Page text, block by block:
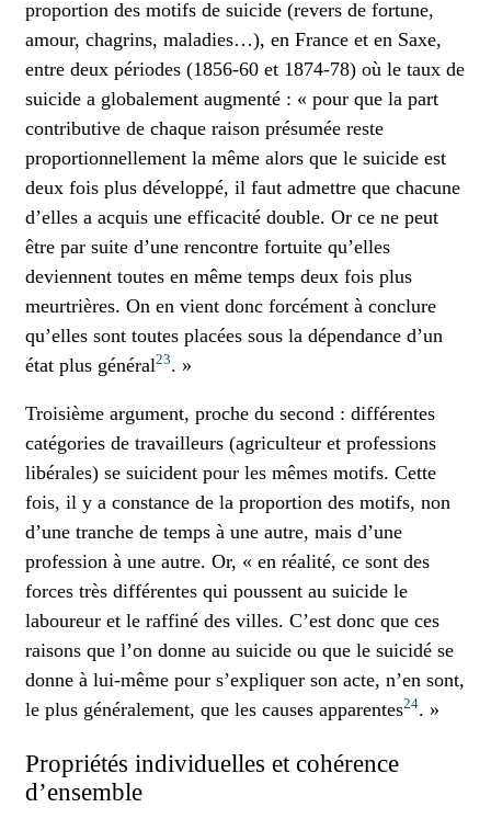
proportion des motifs de suicide (revers de fortune,
amour, chagrins, maladies…), en France et en Saxe,
entre deux périodes (1856-60 et 1874-78) où le taux de
suicide a globalement augmenté : « pour que la part
contributive de chaque raison présumée reste
proportionnellement la même alors que le suicide est
deux fois plus développé, il faut admettre que chacune
d’elles a acquis une efficacité double. Or ce ne peut
être par suite d’une rencontre fortuite qu’elles
deviennent toutes en même temps deux fois plus
meurtrières. On en vient donc forcément à conclure
qu’elles sont toutes placées sous la dépendance d’un
état plus général23. »
Troisième argument, proche du second : différentes
catégories de travailleurs (agriculteur et professions
libérales) se suicident pour les mêmes motifs. Cette
fois, il y a constance de la proportion des motifs, non
d’une tranche de temps à une autre, mais d’une
profession à une autre. Or, « en réalité, ce sont des
forces très différentes qui poussent au suicide le
laboureur et le raffiné des villes. C’est donc que ces
raisons que l’on donne au suicide ou que le suicidé se
donne à lui-même pour s’expliquer son acte, n’en sont,
le plus généralement, que les causes apparentes24. »
Propriétés individuelles et cohérence
d’ensemble